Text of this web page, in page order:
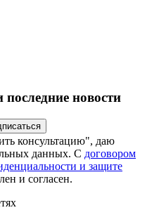
новости
консультацию", даю
данных. С договором
и защите
и согласен.